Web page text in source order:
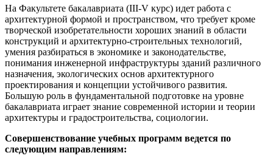
На Факультете бакалавриата (III-V курс) идет работа с
архитектурной формой и пространством, что требует кроме
творческой изобретательности хороших знаний в области
конструкций и архитектурно-строительных технологий,
умения разбираться в экономике и законодательстве,
понимания инженерной инфраструктуры зданий различного
назначения, экологических основ архитектурного
проектирования и концепции устойчивого развития.
Большую роль в фундаментальной подготовке на уровне
бакалавриата играет знание современной истории и теории
архитектуры и градостроительства, социологии.
Совершенствование учебных программ ведется по
следующим направлениям: